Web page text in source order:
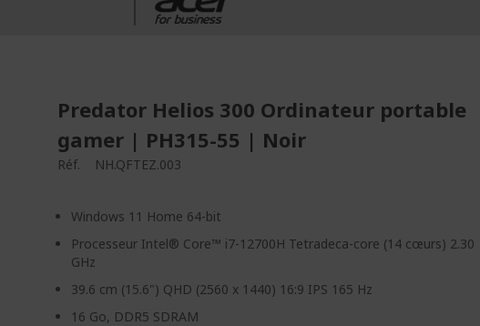
Predator Helios 300 Ordinateur portable
gamer | PH315-55 | Noir
Réf. NH.QFTEZ.003
Windows 11 Home 64-bit
Processeur Intel® Core™ i7-12700H Tetradeca-core (14 cœurs) 2.30
GHz
39.6 cm (15.6") QHD (2560 x 1440) 16:9 IPS 165 Hz
16 Go, DDR5 SDRAM